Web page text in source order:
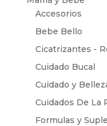
Accesorios
Bebe Bello
Cicatrizantes -
Cuidado Bucal
Cuidado y
Cuidados De La
Formulas y